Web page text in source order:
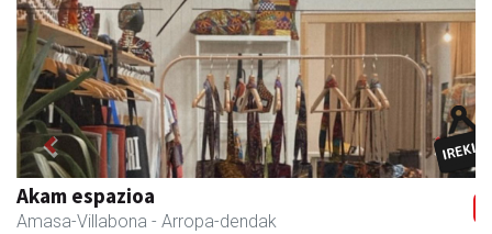
Eizmendi ile-apaindegia
Amasa-Villabona - Ile-apaindegiak
Previous Next